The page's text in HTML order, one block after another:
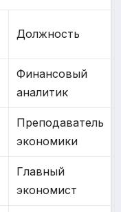
Должность
Финансовый
аналитик
Преподаватель
экономики
Главный
экономист